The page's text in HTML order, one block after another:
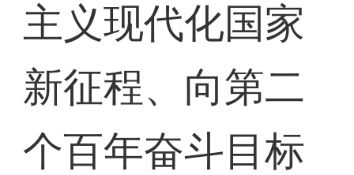
主义现代化国家
新征程、向第二
个百年奋斗目标